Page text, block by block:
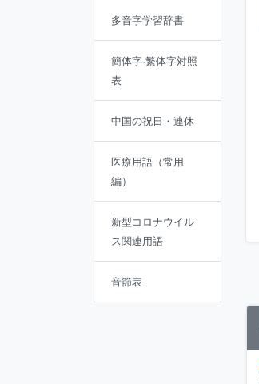
多音字学習辞書
簡体字·繁体字対照
表
中国の祝日・連休
医療用語（常用
編）
新型コロナウイル
ス関連用語
音節表